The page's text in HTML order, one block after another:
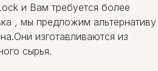
и Вам требуется более
, мы предложим альтернативу
изготавливаются из
сырья.